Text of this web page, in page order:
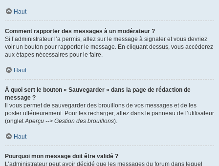
Haut
Comment rapporter des messages à un modérateur ?
Si l’administrateur l’a permis, allez sur le message à signaler et vous devriez
voir un bouton pour rapporter le message. En cliquant dessus, vous accéderez
aux étapes nécessaires pour le faire.
Haut
À quoi sert le bouton « Sauvegarder » dans la page de rédaction de
message ?
Il vous permet de sauvegarder des brouillons de vos messages et de les
poster ultérieurement. Pour les recharger, allez dans le panneau de l’utilisateur
(ongletAperçu --> Gestion des brouillons).
Haut
Pourquoi mon message doit être validé ?
L’administrateur peut avoir décidé que les messages du forum dans lequel